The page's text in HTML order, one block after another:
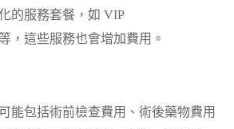
的服務套餐，如 VIP
，這些服務也會增加費用。
能包括術前檢查費用、術後藥物費用